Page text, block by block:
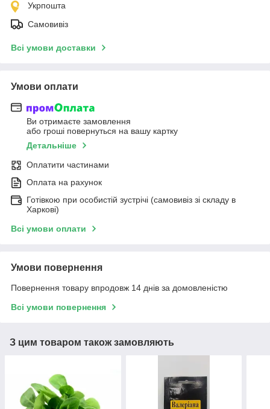
Укрпошта
Самовивіз
Всі умови доставки
Умови оплати
Ви отримаєте замовлення
або гроші повернуться на вашу картку
Детальніше
Оплатити частинами
Оплата на рахунок
Готівкою при особистій зустрічі (самовивіз зі складу в
Харкові)
Всі умови оплати
Умови повернення
Повернення товару впродовж 14 днів за домовленістю
Всі умови повернення
З цим товаром також замовляють